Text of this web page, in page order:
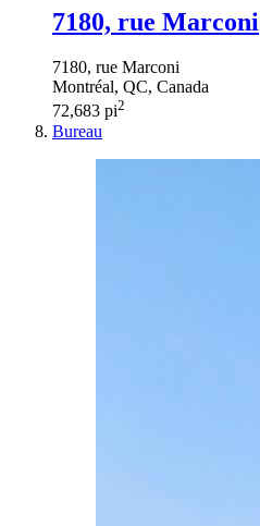
7180, rue Marconi
7180, rue Marconi
Montréal, QC, Canada
72,683 pi2
Bureau